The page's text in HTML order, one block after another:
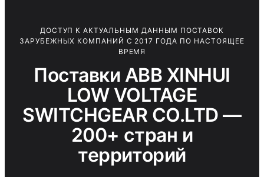
ДОСТУП К АКТУАЛЬНЫМ ДАННЫМ ПОСТАВОК
ЗАРУБЕЖНЫХ КОМПАНИЙ С 2017 ГОДА ПО НАСТОЯЩЕЕ
ВРЕМЯ
Поставки ABB XINHUI
LOW VOLTAGE
SWITCHGEAR CO.LTD —
200+ стран и
территорий